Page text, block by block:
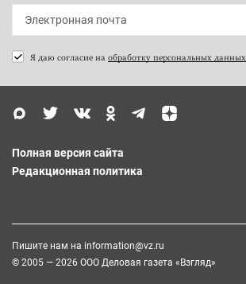
Я даю согласие на обработку персональных данных
Полная версия сайта
Редакционная политика
Пишите нам на information@vz.ru
© 2005 — 2026 ООО Деловая газета «Взгляд»